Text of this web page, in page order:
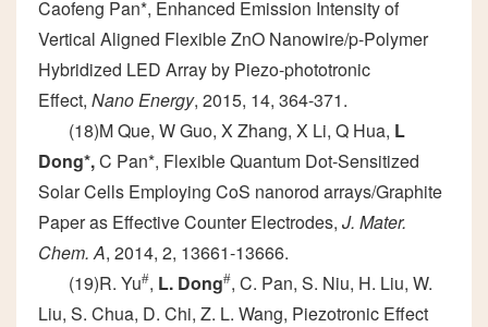
Caofeng Pan*, Enhanced Emission Intensity of
Vertical Aligned Flexible ZnO Nanowire/p-Polymer
Hybridized LED Array by Piezo-phototronic
Effect, Nano Energy, 2015, 14, 364-371.
(18)M Que, W Guo, X Zhang, X Li, Q Hua, L
Dong*,C Pan*, Flexible Quantum Dot-Sensitized
Solar Cells Employing CoS nanorod arrays/Graphite
Paper as Effective Counter Electrodes, J. Mater.
Chem. A, 2014, 2, 13661-13666.
(19)R. Yu#, L. Dong#, C. Pan, S. Niu, H. Liu, W.
Liu, S. Chua, D. Chi, Z. L. Wang, Piezotronic Effect